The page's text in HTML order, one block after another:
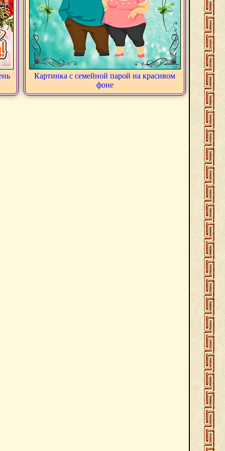
Картинка с семейной парой на красивом
фоне